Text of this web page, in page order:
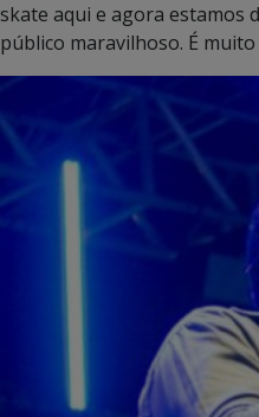
skate aqui e agora estamos
público maravilhoso. É